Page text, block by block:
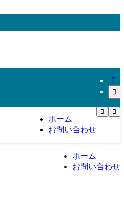
ホーム
お問い合わせ
ホーム
お問い合わせ